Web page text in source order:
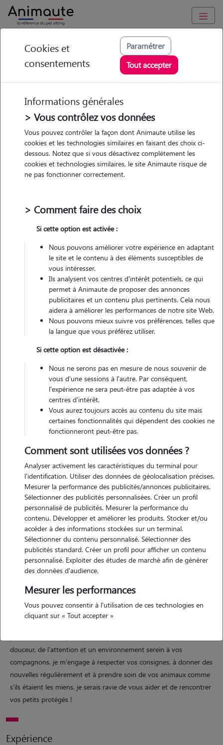
Animaute Occitanie Montpellier
Ahumada - Petsitter
à MONTPELLIER
• 19 ans
Garde
chez le Pet Sitter
Véhiculé
Contacter
L'envoi d'une demande est sans engagement
Motivation
j'adore passer du temps avec les animaux et prendre soin d'eux fait
partie de ce qui me rend vraiment heureuse. depuis toujours, je suis
entouré(e) de chiens, de chats et d'autres compagnons, ce qui m'a
permis d'apprendre à connaître leurs besoins, leur comportement et
la manière de les mettre en confiance. je suis une personne patiente,
attentive et responsable. que ce soit pour des promenades, des
moments de jeu, des câlins ou simplement une présence rassurante,
je m'adapte au rythme et au caractère de chaque animal. leur bien-
être passe avant tout, et je veille à ce qu'ils se sentent en sécurité et à
douceur, de l'attention et un environnement serein à vos
compagnons. je m'engage à respecter vos consignes, à donner des
nouvelles régulièrement et à prendre soin de vos animaux comme
s'ils étaient les miens. je serais ravie de vous aider et de rencontrer
vos petits protégés !
Expérience
Cookies et
consentements
Paramétrer
Tout accepter
Informations générales
> Vous contrôlez vos données
Vous pouvez contrôler la façon dont Animaute utilise les
cookies et les technologies similaires en faisant des choix ci-
dessous. Notez que si vous désactivez complètement les
cookies et technologies similaires, le site Animaute risque de
ne pas fonctionner correctement.
> Comment faire des choix
Si cette option est activée :
Nous pouvons améliorer votre expérience en adaptant
le site et le contenu à des éléments susceptibles de
vous intéresser.
Ils analysent vos centres d'intérêt potentiels, ce qui
permet à Animaute de proposer des annonces
publicitaires et un contenu plus pertinents. Cela nous
aidera à améliorer les performances de notre site Web.
Nous pouvons mieux suivre vos préférences, telles que
la langue que vous préférez utiliser.
Si cette option est désactivée :
Nous ne serons pas en mesure de nous souvenir de
vous d'une sessions à l'autre. Par conséquent,
l'expérience ne sera peut-être pas adaptée à vos
centres d'intérêt.
Vous aurez toujours accès au contenu du site mais
certaines fonctionnalités qui dépendent des cookies ne
fonctionneront peut-être pas.
Comment sont utilisées vos données ?
Analyser activement les caractéristiques du terminal pour
l'identification. Utiliser des données de géolocalisation précises.
Mesurer la performance des publicités/annonces publicitaires.
Sélectionner des publicités personnalisées. Créer un profil
personnalisé de publicités. Mesurer la performance du
contenu. Développer et améliorer les produits. Stocker et/ou
accéder à des informations stockées sur un terminal.
Sélectionner du contenu personnalisé. Sélectionner des
publicités standard. Créer un profil pour afficher un contenu
personnalisé. Exploiter des études de marché afin de générer
des données d'audience.
Mesurer les performances
Vous pouvez consentir à l'utilisation de ces technologies en
cliquant sur « Tout accepter »